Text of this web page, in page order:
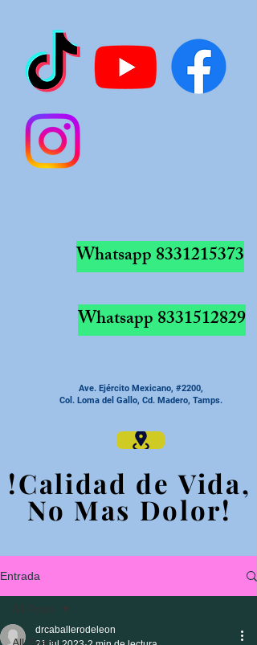
Whatsapp8331215373
Whatsapp8331512829
Ave. Ejército Mexicano, #2200,
Col. Loma del Gallo, Cd. Madero, Tamps.
!Calidad de Vida,
No Mas Dolor!
!Calidad de Vida,
No Mas Dolor!
Entrada
All Posts
drcaballerodeleon